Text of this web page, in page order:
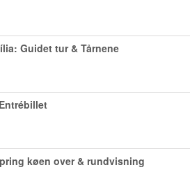
Guidet tur & Tårnene
køen over & rundvisning